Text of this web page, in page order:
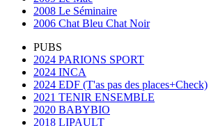
2008 Le Séminaire
2006 Chat Bleu Chat Noir
PUBS
2024 PARIONS SPORT
2024 INCA
2024 EDF (T'as pas des places+Check)
2021 TENIR ENSEMBLE
2020 BABYBIO
2018 LIPAULT